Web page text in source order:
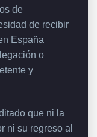
de
de recibir
España
o
y
que ni la
ni su regreso al